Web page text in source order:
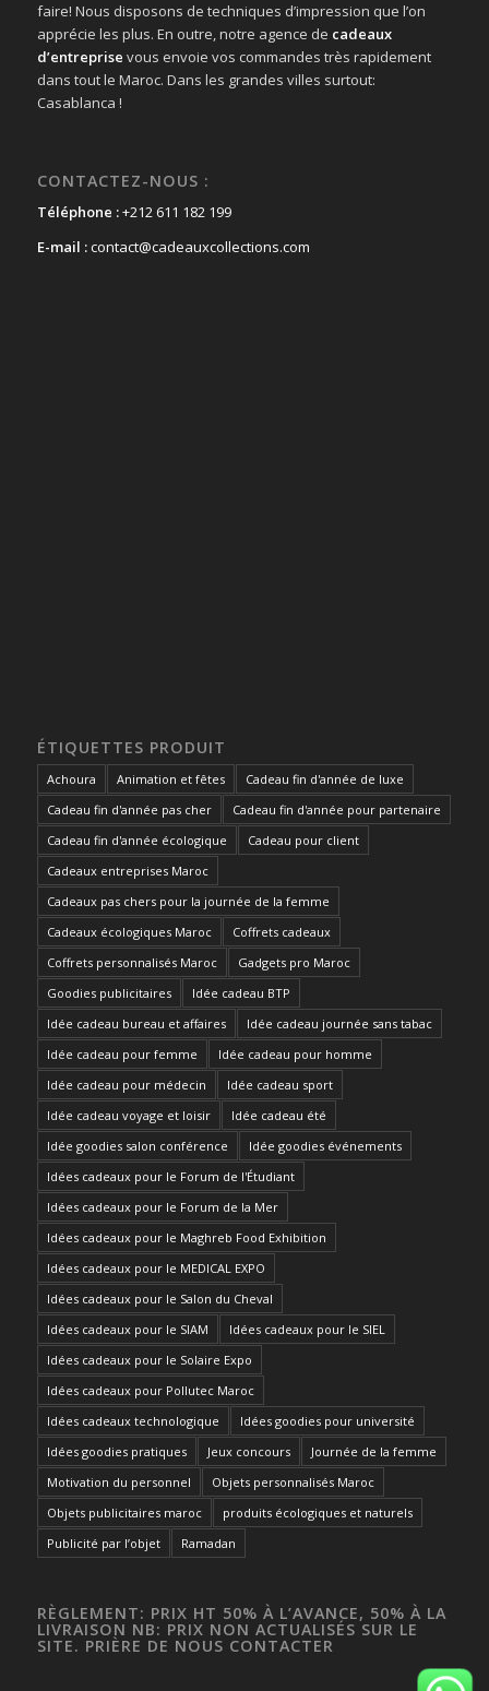
faire! Nous disposons de techniques d’impression que l’on
apprécie les plus. En outre, notre agence de cadeaux
d’entreprise vous envoie vos commandes très rapidement
dans tout le Maroc. Dans les grandes villes surtout:
Casablanca !
CONTACTEZ-NOUS :
Téléphone :+212 611 182 199
E-mail :contact@cadeauxcollections.com
ÉTIQUETTES PRODUIT
Achoura Animation et fêtes
Cadeau fin d'année de luxe
Cadeau fin d'année pas cher
Cadeau fin d'année pour partenaire
Cadeau fin d'année écologique
Cadeau pour client
Cadeaux entreprises Maroc
Cadeaux pas chers pour la journée de la femme
Cadeaux écologiques Maroc
Coffrets cadeaux
Coffrets personnalisés Maroc
Gadgets pro Maroc
Goodies publicitaires
Idée cadeau BTP
Idée cadeau bureau et affaires
Idée cadeau journée sans tabac
Idée cadeau pour femme
Idée cadeau pour homme
Idée cadeau pour médecin
Idée cadeau sport
Idée cadeau voyage et loisir
Idée cadeau été
Idée goodies salon conférence
Idée goodies événements
Idées cadeaux pour le Forum de l'Étudiant
Idées cadeaux pour le Forum de la Mer
Idées cadeaux pour le Maghreb Food Exhibition
Idées cadeaux pour le MEDICAL EXPO
Idées cadeaux pour le Salon du Cheval
Idées cadeaux pour le SIAM
Idées cadeaux pour le SIEL
Idées cadeaux pour le Solaire Expo
Idées cadeaux pour Pollutec Maroc
Idées cadeaux technologique
Idées goodies pour université
Idées goodies pratiques
Jeux concours
Journée de la femme
Motivation du personnel
Objets personnalisés Maroc
Objets publicitaires maroc
produits écologiques et naturels
Publicité par l’objet
Ramadan
RÈGLEMENT: PRIX HT 50% À L’AVANCE, 50% À LA
LIVRAISON NB: PRIX NON ACTUALISÉS SUR LE
SITE. PRIÈRE DE NOUS CONTACTER